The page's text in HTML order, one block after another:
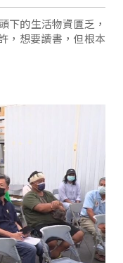
下的生活物資匱乏，
，想要讀書，但根本